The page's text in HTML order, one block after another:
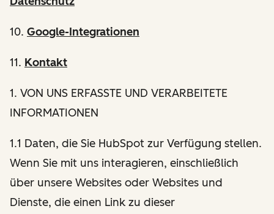
10. Google-Integrationen
11. Kontakt
1. VON UNS ERFASSTE UND VERARBEITETE
INFORMATIONEN
1.1 Daten, die Sie HubSpot zur Verfügung stellen.
Wenn Sie mit uns interagieren, einschließlich
über unsere Websites oder Websites und
Dienste, die einen Link zu dieser